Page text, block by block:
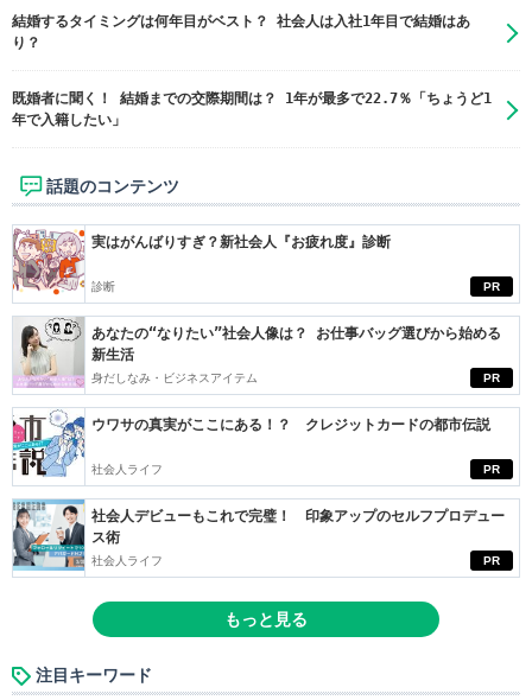
結婚するタイミングは何年目がベスト？ 社会人は入社1年目で結婚はあ
り？
既婚者に聞く！ 結婚までの交際期間は？ 1年が最多で22.7％「ちょうど1
年で入籍したい」
話題のコンテンツ
PR
実はがんばりすぎ？新社会人『お疲れ度』診断
診断
PR
あなたの“なりたい”社会人像は？ お仕事バッグ選びから始める
新生活
身だしなみ・ビジネスアイテム
PR
ウワサの真実がここにある！？ クレジットカードの都市伝説
社会人ライフ
PR
社会人デビューもこれで完璧！ 印象アップのセルフプロデュー
ス術
社会人ライフ
もっと見る
注目キーワード